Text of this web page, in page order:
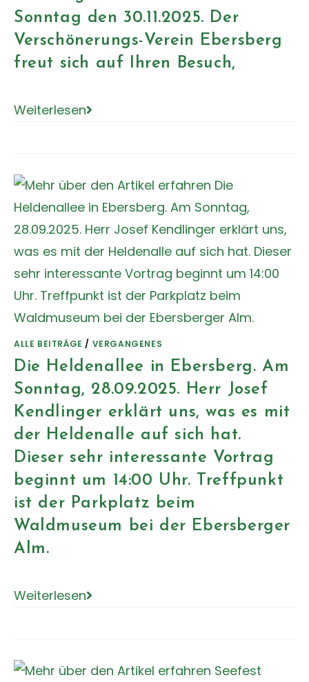
Sonntag den 30.11.2025. Der
Verschönerungs-Verein Ebersberg
freut sich auf Ihren Besuch,
Weiterlesen
ALLE BEITRÄGE / VERGANGENES
Die Heldenallee in Ebersberg. Am
Sonntag, 28.09.2025. Herr Josef
Kendlinger erklärt uns, was es mit
der Heldenalle auf sich hat.
Dieser sehr interessante Vortrag
beginnt um 14:00 Uhr. Treffpunkt
ist der Parkplatz beim
Waldmuseum bei der Ebersberger
Alm.
Weiterlesen